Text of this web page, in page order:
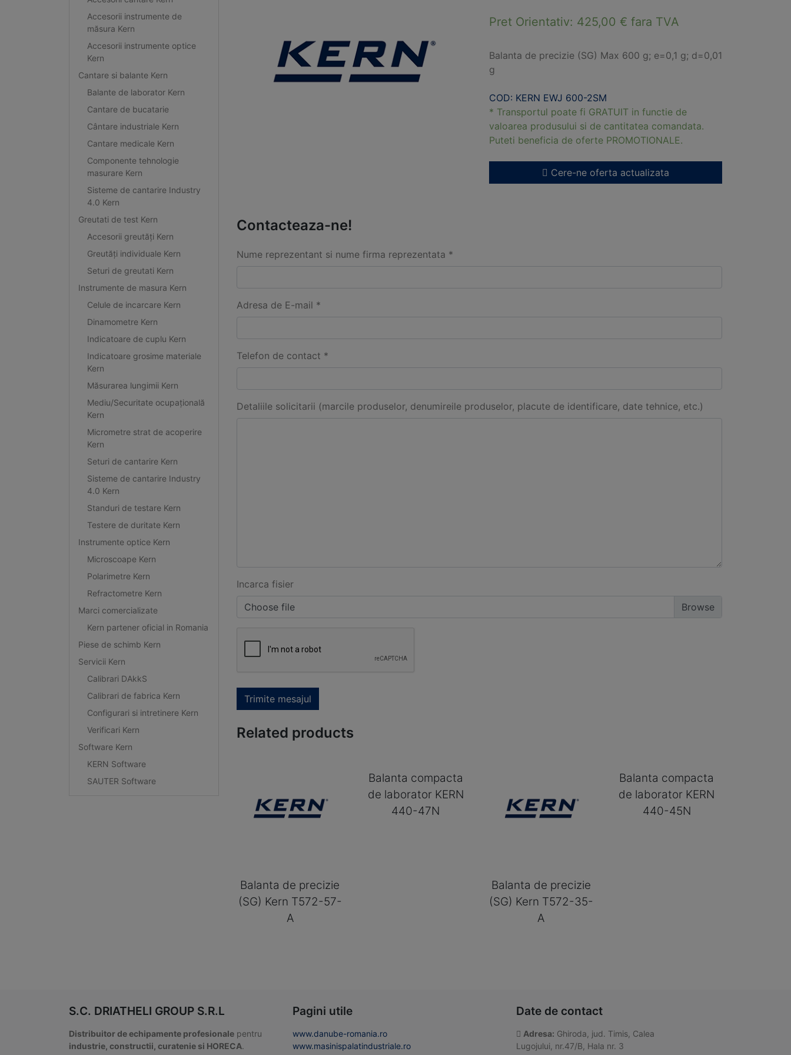
Accesorii instrumente de
măsura Kern
Accesorii instrumente optice
Kern
Cantare si balante Kern
Balante de laborator Kern
Cantare de bucatarie
Cântare industriale Kern
Cantare medicale Kern
Componente tehnologie
masurare Kern
Sisteme de cantarire Industry
4.0 Kern
Greutati de test Kern
Accesorii greutăți Kern
Greutăți individuale Kern
Seturi de greutati Kern
Instrumente de masura Kern
Celule de incarcare Kern
Dinamometre Kern
Indicatoare de cuplu Kern
Indicatoare grosime materiale
Kern
Măsurarea lungimii Kern
Mediu/Securitate ocupațională
Kern
Micrometre strat de acoperire
Kern
Seturi de cantarire Kern
Sisteme de cantarire Industry
4.0 Kern
Standuri de testare Kern
Testere de duritate Kern
Instrumente optice Kern
Microscoape Kern
Polarimetre Kern
Refractometre Kern
Marci comercializate
Kern partener oficial in Romania
Piese de schimb Kern
Servicii Kern
Calibrari DAkkS
Calibrari de fabrica Kern
Configurari si intretinere Kern
Verificari Kern
Software Kern
KERN Software
SAUTER Software
Pret Orientativ: 425,00 € fara TVA
Balanta de precizie (SG) Max 600 g; e=0,1 g; d=0,01
g
COD: KERN EWJ 600-2SM
* Transportul poate fi GRATUIT in functie de
valoarea produsului si de cantitatea comandata.
Puteti beneficia de oferte PROMOTIONALE.
Cere-ne oferta actualizata
Contacteaza-ne!
Nume reprezentant si nume firma reprezentata *
Adresa de E-mail *
Telefon de contact *
Detaliile solicitarii (marcile produselor, denumireile produselor, placute de identificare, date tehnice, etc.)
Incarca fisier
Choose file
Trimite mesajul
Related products
Balanta de precizie
(SG) Kern T572-57-
A
Balanta compacta
de laborator KERN
440-47N
Balanta de precizie
(SG) Kern T572-35-
A
Balanta compacta
de laborator KERN
440-45N
S.C. DRIATHELI GROUP S.R.L
Distribuitor de echipamente profesionale pentru
industrie, constructii, curatenie si HORECA.
Pagini utile
www.danube-romania.ro
www.masinispalatindustriale.ro
Date de contact
Adresa: Ghiroda, jud. Timis, Calea
Lugojului, nr.47/B, Hala nr. 3